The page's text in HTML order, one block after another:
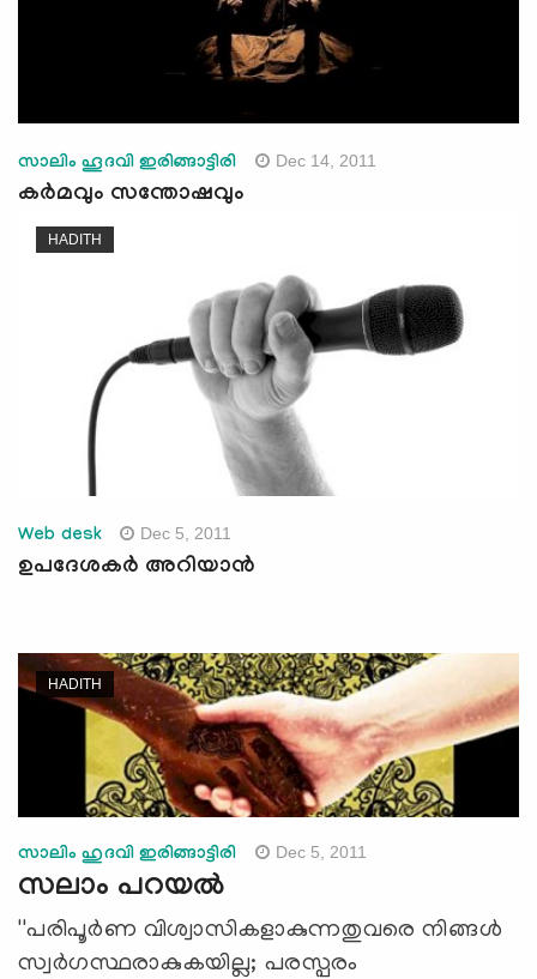
സാലിം ഹൂദവി ഇരിങ്ങാട്ടിരി Dec 14, 2011
കര്‍മവും സന്തോഷവും
HADITH
Web desk Dec 5, 2011
ഉപദേശകര്‍ അറിയാന്‍
HADITH
സാലിം ഹുദവി ഇരിങ്ങാട്ടിരി Dec 5, 2011
സലാം പറയല്‍
''പരിപൂര്‍ണ വിശ്വാസികളാകുന്നതുവരെ നിങ്ങള്‍
സ്വര്‍ഗസ്ഥരാകുകയില്ല; പരസ്പരം